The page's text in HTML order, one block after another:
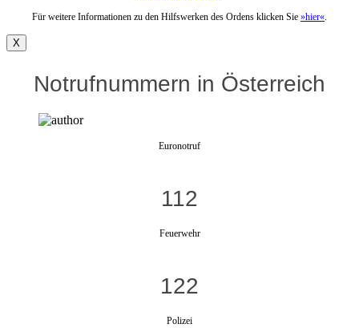
Für weitere Informationen zu den Hilfswerken des Ordens klicken Sie »hier«.
X
Notrufnummern in Österreich
Euronotruf
112
Feuerwehr
122
Polizei